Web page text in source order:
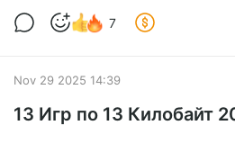
7
Nov 29 2025 14:39
13 Игр по 13 Килобайт